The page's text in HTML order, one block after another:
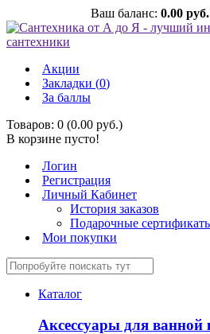
Ваш баланс: 0.00 руб.
Акции
Закладки (0)
За баллы
Товаров: 0 (0.00 руб.)
В корзине пусто!
Логин
Регистрация
Личный Кабинет
История заказов
Подарочные
Мои покупки
Каталог
Аксессуары для